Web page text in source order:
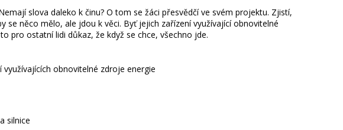
slova daleko k činu? O tom se žáci přesvědčí ve svém projektu. Zjistí,
se něco mělo, ale jdou k věci. Byť jejich zařízení využívající obnovitelné
pro ostatní lidi důkaz, že když se chce, všechno jde.
obnovitelné zdroje energie
silnice